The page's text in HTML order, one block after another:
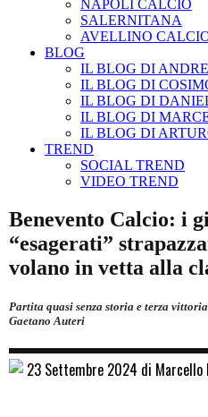
NAPOLI CALCIO
SALERNITANA
AVELLINO
BLOG
IL BLOG DI
IL BLOG DI
IL BLOG DI
IL BLOG DI
IL BLOG DI
TREND
SOCIAL TREND
VIDEO TREND
Benevento Calcio: i
“esagerati”
volano in vetta alla
Partita quasi senza storia e terza
Gaetano Auteri
23 Settembre 2024 di Marcello